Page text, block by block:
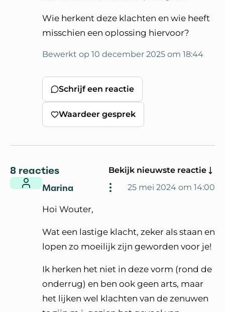
Wie herkent deze klachten en wie heeft
misschien een oplossing hiervoor?
Bewerkt op 10 december 2025 om 18:44
Schrijf een reactie
Waardeer gesprek
8 reacties Bekijk nieuwste reactie
Marina 25 mei 2024 om 14:00
Hoi Wouter,
Wat een lastige klacht, zeker als staan en
lopen zo moeilijk zijn geworden voor je!
Ik herken het niet in deze vorm (rond de
onderrug) en ben ook geen arts, maar
het lijken wel klachten van de zenuwen